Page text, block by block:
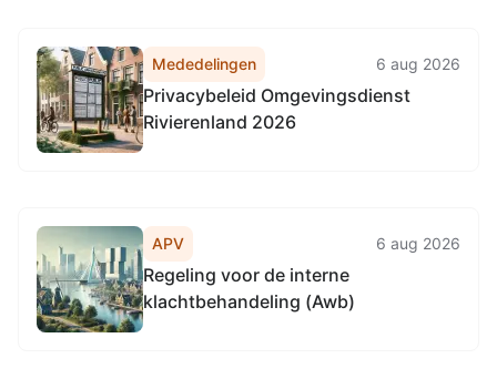
Mededelingen 6 aug 2026
Privacybeleid Omgevingsdienst
Rivierenland 2026
APV 6 aug 2026
Regeling voor de interne
klachtbehandeling (Awb)